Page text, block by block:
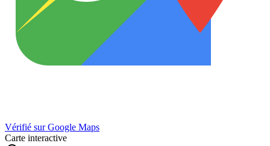
Vérifié sur Google Maps
Carte interactive